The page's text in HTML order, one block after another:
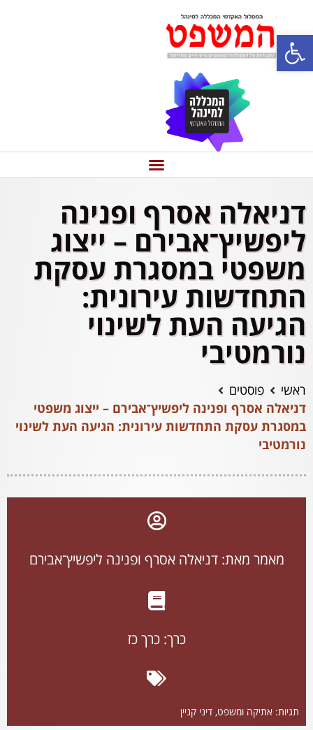
פתח סרגל נגישות
דניאלה אסרף ופנינה
ליפשיץ־אבירם – ייצוג
משפטי במסגרת עסקת
התחדשות עירונית:
הגיעה העת לשינוי
נורמטיבי
ראשי
פוסטים
דניאלה אסרף ופנינה ליפשיץ־אבירם – ייצוג משפטי
במסגרת עסקת התחדשות עירונית: הגיעה העת לשינוי
נורמטיבי
מאמר מאת: דניאלה אסרף ופנינה ליפשיץ־אבירם
כרך: כרך כז
תגיות: אתיקה ומשפט, דיני קניין